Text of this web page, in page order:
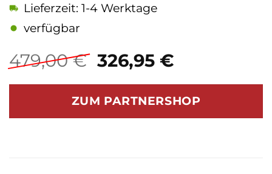
479,00€ Ursprünglicher
Preis
war:
479,00 €
326,95 €Aktueller
ist:
326,95 €.
Lieferzeit: 1-4 Werktage
verfügbar
ZUM PARTNERSHOP